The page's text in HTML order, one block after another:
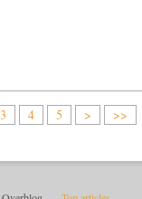
3 4 5 > >>